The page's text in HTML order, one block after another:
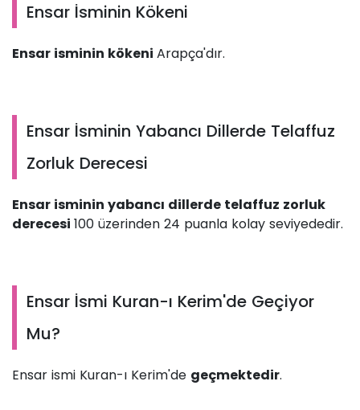
Ensar İsminin Kökeni
Ensar isminin kökeni Arapça'dır.
Ensar İsminin Yabancı Dillerde Telaffuz
Zorluk Derecesi
Ensar isminin yabancı dillerde telaffuz zorluk
derecesi 100 üzerinden 24 puanla kolay seviyededir.
Ensar İsmi Kuran-ı Kerim'de Geçiyor
Mu?
Ensar ismi Kuran-ı Kerim'de geçmektedir.